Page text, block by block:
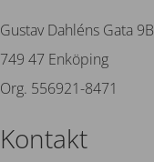
Gustav Dahléns Gata 9B
749 47 Enköping
Org. 556921-8471
Kontakt